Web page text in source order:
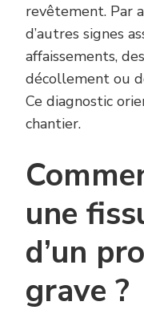
revêtement. Par
d’autres signes
affaissements,
décollement ou
Ce diagnostic
chantier.
une
d’un
grave ?